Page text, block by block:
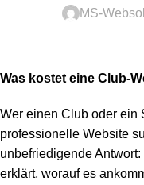
MS-
Was kostet eine Club-
Wer einen Club oder ein
professionelle Website
unbefriedigende Antwort:
erklärt, worauf es